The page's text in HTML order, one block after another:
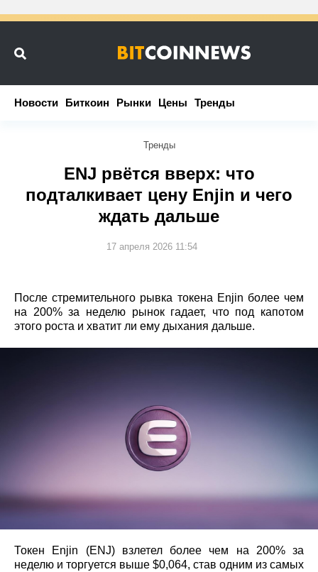
Новости Биткоин Рынки Цены Тренды
Новости Биткоин Рынки Цены Тренды
Тренды
ENJ рвётся вверх: что
подталкивает цену Enjin и чего
ждать дальше
17 апреля 2026 11:54
После стремительного рывка токена Enjin более чем
на 200% за неделю рынок гадает, что под капотом
этого роста и хватит ли ему дыхания дальше.
Токен Enjin (ENJ) взлетел более чем на 200% за
неделю и торгуется выше $0,064, став одним из самых